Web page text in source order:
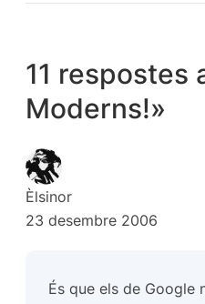
11 respostes
Moderns!»
Èlsinor
23 desembre 2006
És que els de Google